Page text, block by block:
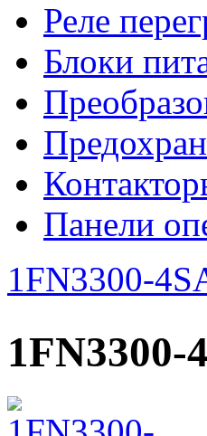
Реле
Блоки
Панели
1FN3300-
1FN3300-